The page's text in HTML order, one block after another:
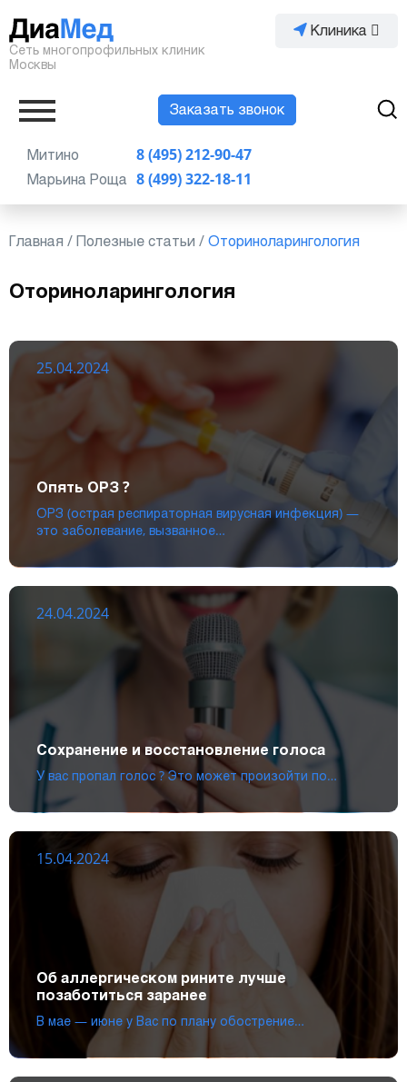
Сеть многопрофильных клиник
Москвы
Клиника
Заказать звонок
8 (495) 212-90-47
Митино
8 (499) 322-18-11
Марьина Роща
Главная / Полезные статьи / Оториноларингология
Оториноларингология
25.04.2024
Опять ОРЗ ?
ОРЗ (острая респираторная вирусная инфекция) —
это заболевание, вызванное…
24.04.2024
Сохранение и восстановление голоса
У вас пропал голос ? Это может произойти по…
15.04.2024
Об аллергическом рините лучше
позаботиться заранее
В мае — июне у Вас по плану обострение…